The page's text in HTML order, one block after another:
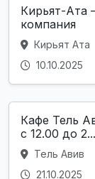
Кирьят-Ата
компания
Кирьят Ата
10.10.2025
Кафе Тель
с 12.00 до 2...
Тель Авив
21.10.2025